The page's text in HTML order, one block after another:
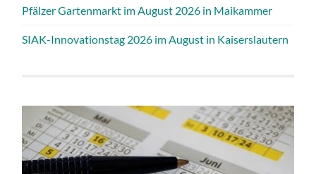
Pfälzer Gartenmarkt im August 2026 in Maikammer
SIAK-Innovationstag 2026 im August in Kaiserslautern